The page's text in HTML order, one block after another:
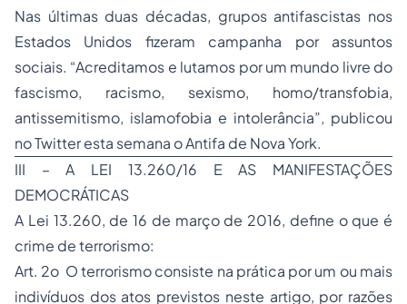
Nas últimas duas décadas, grupos antifascistas nos
Estados Unidos fizeram campanha por assuntos
sociais. “Acreditamos e lutamos por um mundo livre do
fascismo, racismo, sexismo, homo/transfobia,
antissemitismo, islamofobia e intolerância”, publicou
no Twitter esta semana o Antifa de Nova York.
III – A LEI 13.260/16 E AS MANIFESTAÇÕES
DEMOCRÁTICAS
A Lei 13.260, de 16 de março de 2016, define o que é
crime de terrorismo:
Art. 2o O terrorismo consiste na prática por um ou mais
indivíduos dos atos previstos neste artigo, por razões